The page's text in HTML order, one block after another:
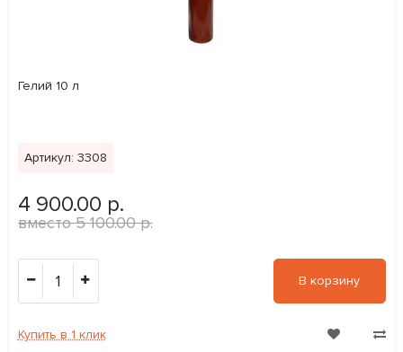
Гелий 10 л
Артикул: 3308
4 900.00 р.
5 100.00 р.
1 В корзину
Купить в 1 клик